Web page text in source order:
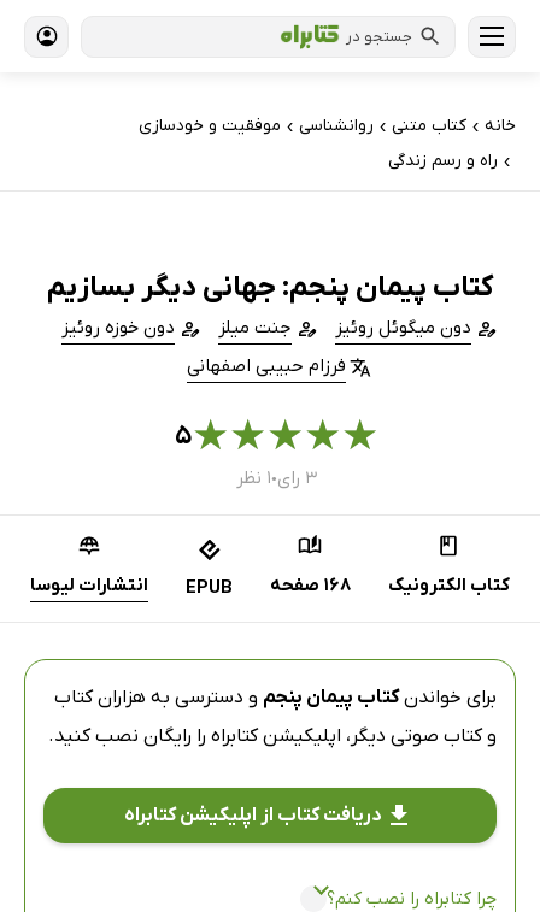
جستجو در
خانه › کتاب‌ متنی › روانشناسی › موفقیت و خودسازی
› راه و رسم زندگی
کتاب پیمان پنجم: جهانی دیگر بسازیم
دون میگوئل روئیز جنت میلز
دون خوزه روئیز
فرزام حبیبی اصفهانی
★
★
★
★
★۵
۳ رای ● ۱ نظر
کتاب الکترونیک 168 صفحه EPUB انتشارات لیوسا
برای خواندنکتاب پیمان پنجم و دسترسی به هزاران کتاب
و کتاب صوتی دیگر، اپلیکیشن کتابراه را رایگان نصب کنید.
دریافت کتاب از اپلیکیشن کتابراه
چرا کتابراه را نصب کنم؟